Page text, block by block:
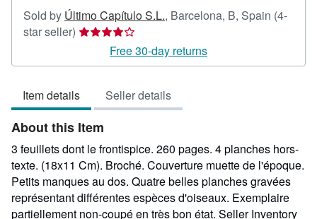
Sold by Último Capítulo S.L., Barcelona, B, Spain (4-
star seller) Seller
4
of
5
stars
Free 30-day returns
Item details Seller details
About this Item
3 feuillets dont le frontispice. 260 pages. 4 planches hors-
texte. (18x11 Cm). Broché. Couverture muette de l'époque.
Petits manques au dos. Quatre belles planches gravées
représentant différentes espèces d'oiseaux. Exemplaire
partiellement non-coupé en très bon état. Seller Inventory